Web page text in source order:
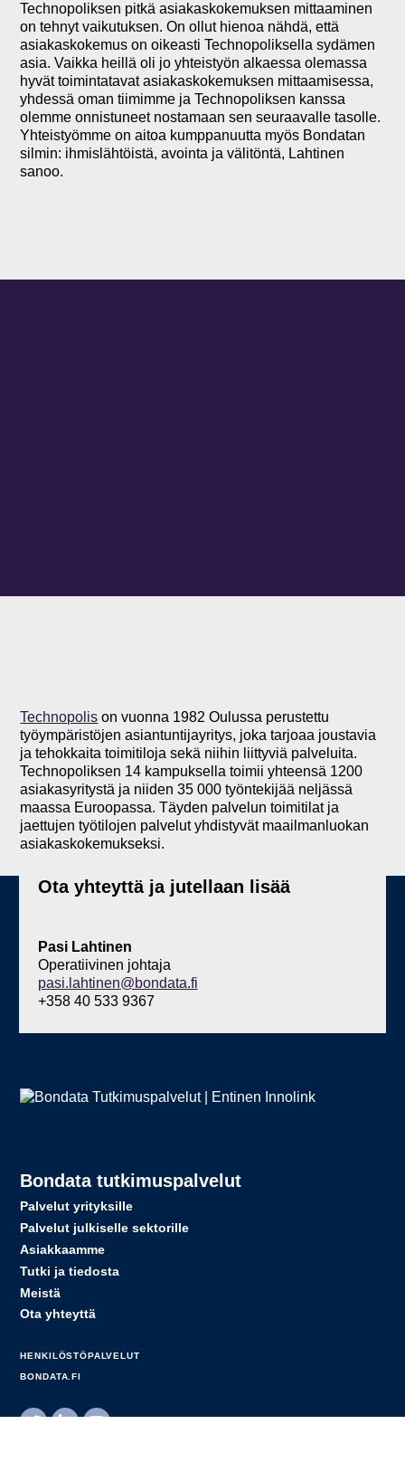
Technopoliksen pitkä asiakaskokemuksen mittaaminen
on tehnyt vaikutuksen. On ollut hienoa nähdä, että
asiakaskokemus on oikeasti Technopoliksella sydämen
asia. Vaikka heillä oli jo yhteistyön alkaessa olemassa
hyvät toimintatavat asiakaskokemuksen mittaamisessa,
yhdessä oman tiimimme ja Technopoliksen kanssa
olemme onnistuneet nostamaan sen seuraavalle tasolle.
Yhteistyömme on aitoa kumppanuutta myös Bondatan
silmin: ihmislähtöistä, avointa ja välitöntä, Lahtinen
sanoo.
Technopolis on vuonna 1982 Oulussa perustettu
työympäristöjen asiantuntijayritys, joka tarjoaa joustavia
ja tehokkaita toimitiloja sekä niihin liittyviä palveluita.
Technopoliksen 14 kampuksella toimii yhteensä 1200
asiakasyritystä ja niiden 35 000 työntekijää neljässä
maassa Euroopassa. Täyden palvelun toimitilat ja
jaettujen työtilojen palvelut yhdistyvät maailmanluokan
asiakaskokemukseksi.
Ota yhteyttä ja jutellaan lisää
Pasi Lahtinen
Operatiivinen johtaja
pasi.lahtinen@bondata.fi
+358 40 533 9367
Bondata tutkimuspalvelut
Palvelut yrityksille
Palvelut julkiselle sektorille
Asiakkaamme
Tutki ja tiedosta
Meistä
Ota yhteyttä
HENKILÖSTÖPALVELUT
BONDATA.FI